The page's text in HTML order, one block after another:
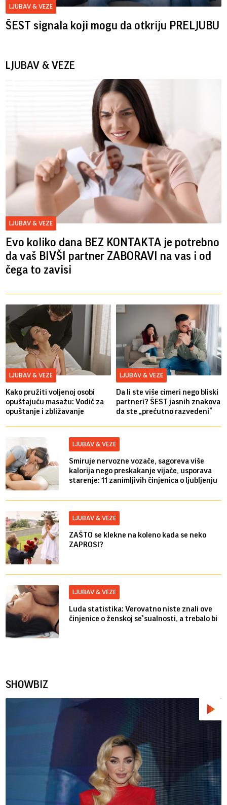
LJUBAV & VEZE
ŠEST signala koji mogu da otkriju PRELJUBU
LJUBAV & VEZE
LJUBAV & VEZE
Evo koliko dana BEZ KONTAKTA je potrebno
da vaš BIVŠI partner ZABORAVI na vas i od
čega to zavisi
LJUBAV & VEZE
Kako pružiti voljenoj osobi
opuštajuću masažu: Vodič za
opuštanje i zbližavanje
LJUBAV & VEZE
Da li ste više cimeri nego bliski
partneri? ŠEST jasnih znakova
da ste „prećutno razvedeni“
LJUBAV & VEZE
Smiruje nervozne vozače, sagoreva više
kalorija nego preskakanje vijače, usporava
starenje: 11 zanimljivih činjenica o ljubljenju
LJUBAV & VEZE
ZAŠTO se klekne na koleno kada se neko
ZAPROSI?
LJUBAV & VEZE
Luda statistika: Verovatno niste znali ove
činjenice o ženskoj se*sualnosti, a trebalo bi
SHOWBIZ